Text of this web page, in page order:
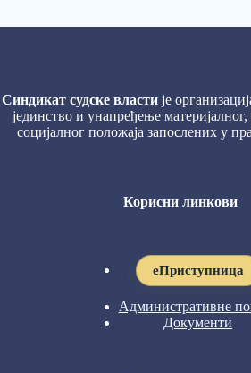
Синдикат судске власти је
јединство и унапређење
социјалног положаја запослених у
Корисни линкови
eПриступница
Административне
Документи